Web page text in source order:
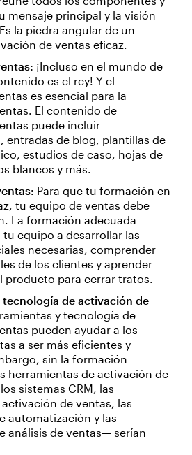
mensaje principal y la visión
la piedra angular de un
de ventas eficaz.
¡Incluso en el mundo de
es el rey! Y el
es esencial para la
El contenido de
puede incluir
entradas de blog, plantillas de
estudios de caso, hojas de
blancos y más.
Para que tu formación en
tu equipo de ventas debe
La formación adecuada
tu equipo a desarrollar las
necesarias, comprender
de los clientes y aprender
producto para cerrar tratos.
tecnología de activación de
y tecnología de
pueden ayudar a los
a ser más eficientes y
sin la formación
herramientas de activación de
sistemas CRM, las
de ventas, las
automatización y las
análisis de ventas— serían